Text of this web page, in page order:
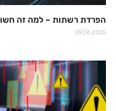
הפרדת רשתות – למה זה
09.06.2025